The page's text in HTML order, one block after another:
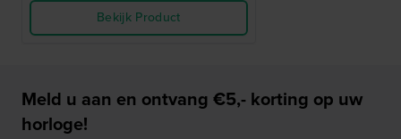
Bekijk Product
Meld u aan en ontvang €5,- korting op uw
horloge!